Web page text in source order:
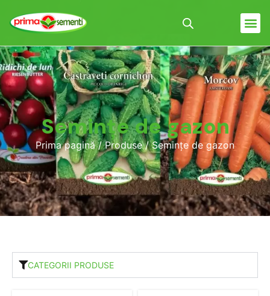
Semințe de gazon
Prima pagină/Produse/ Semințe de gazon
CATEGORII PRODUSE